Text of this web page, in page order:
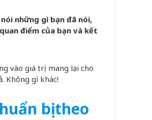
nói những gì bạn đã nói,
điểm của bạn và kết
vào giá trị mang lại cho
Không gì khác!
bị theo